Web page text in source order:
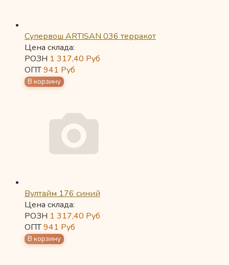
Супервош ARTISAN 036 терракот
Цена склада:
РОЗН 1 317,40 Руб
ОПТ941 Руб
Вултайм 176 синий
Цена склада:
РОЗН 1 317,40 Руб
ОПТ941 Руб